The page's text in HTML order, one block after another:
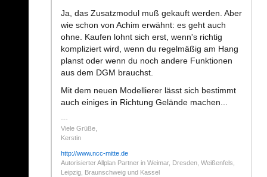
Ja, das Zusatzmodul muß gekauft werden. Aber
wie schon von Achim erwähnt: es geht auch
ohne. Kaufen lohnt sich erst, wenn's richtig
kompliziert wird, wenn du regelmäßig am Hang
planst oder wenn du noch andere Funktionen
aus dem DGM brauchst.
Mit dem neuen Modellierer lässt sich bestimmt
auch einiges in Richtung Gelände machen...
Viele Grüße,
Kerstin
http://www.ncc-mitte.de
Autorisierter Allplan Partner in Weimar, Dresden, Weißenfels,
Leipzig, Braunschweig und Kassel